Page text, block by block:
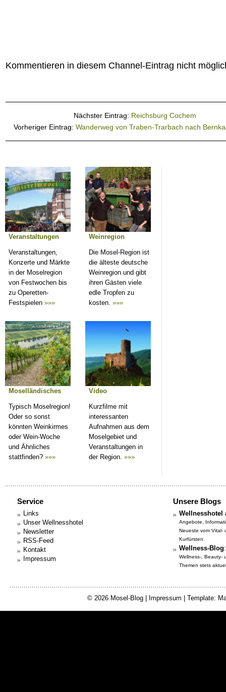
Kommentieren in diesem Channel-Eintrag nicht
Nächster Eintrag: Reichsburg Cochem
Vorheriger Eintrag: Wanderweg von Traben-Trarbach nach
Veranstaltungen
Veranstaltungen,
Konzerte und Märkte
in der Moselregion
von Festwochen bis
zu Operetten-
Festspielen »»»
Weinregion
Die Mosel-Region ist
die älteste deutsche
Weinregion und gibt
ihren Gästen viele
edle Tropfen zu
kosten. »»»
Moselländisches
Typisch Moselregion!
Oder so sonst
könnten Weinkirmes
oder Wein-Woche
und Ähnliches
stattfinden? »»»
Video
Kurzfilme mit
interessanten
Aufnahmen aus dem
Moselgebiet und
Veranstaltungen in
der Region. »»»
Service
Links
Unser Wellnesshotel
Newsletter
RSS-Feed
Kontakt
Impressum
Unsere Blogs
Wellnesshotel
Angebote,
Neueste vom Vital-
Kurfürsten.
Wellness-Blog:
Wellness-, Beauty-
Themen stets
© 2026 Mosel-Blog Impressum | Template: